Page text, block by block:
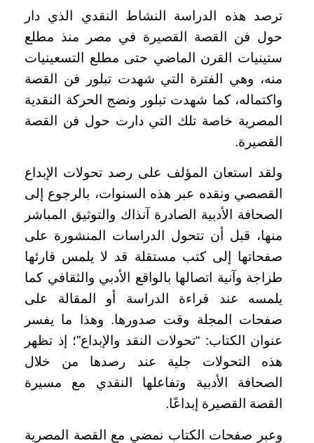
ترصد هذه الدراسة النشاط النقدي الذي دار
حول فن القصة القصيرة في مصر منذ مطلع
ستينيات القرن الماضي حتى مطلع التسعينيات
منه، وهي الفترة التي شهدت تبلور فن القصة
واكتماله، كما شهدت تبلور ونضج الحركة النقدية
المصرية خاصة تلك التي دارت حول فن القصة
القصيرة.
ولقد استعان المؤلف على رصد تحولات الإبداع
القصصي ونقده عبر هذه السنوات، بالرجوع إلى
الصحافة الأدبية الصادرة آنذاك والتوثيق المباشر
منها، قبل أن تتحول الدراسات المنشورة على
صفحاتها إلى كتب مستقلة قد لا يلمس قارئها
طزاجة وآنية اتصالها بالواقع الأدبي والثقافي كما
يلمسه عند قراءة الدراسة أو المقالة على
صفحات المجلة وقت صدورها. وهذا ما يفسر
عنوان الكتاب: “تحولات النقد والإبداع”؛ إذ تظهر
هذه التحولات جلية عند رصدها من خلال
الصحافة الأدبية وتفاعلها النقدي مع مسيرة
القصة القصيرة إبداعًا.
وعبر صفحات الكتاب نمضي مع القصة المصرية